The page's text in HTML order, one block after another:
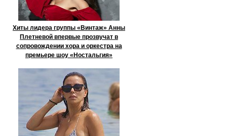
Хиты лидера группы «Винтаж» Анны
Плетневой впервые прозвучат в
сопровождении хора и оркестра на
премьере шоу «Ностальгия»